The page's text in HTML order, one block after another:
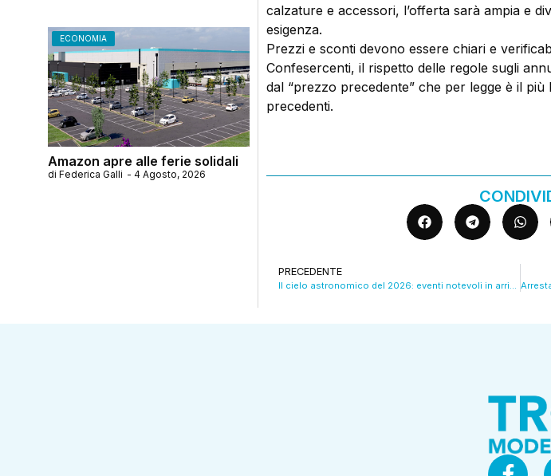
ECONOMIA
Amazon apre alle ferie solidali
di Federica Galli - 4 Agosto, 2026
calzature e accessori, l’offerta sarà ampia e
esigenza.
Prezzi e sconti devono essere chiari e
Confesercenti, il rispetto delle regole sugli
dal “prezzo precedente” che per legge è il
precedenti.
PRECEDENTE
Il cielo astronomico del 2026: eventi notevoli in arrivo. VIDEO